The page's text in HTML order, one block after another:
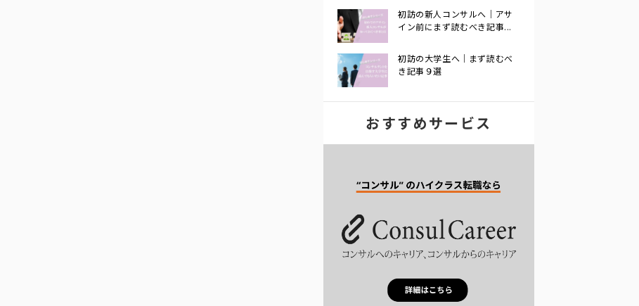
初訪の新人コンサルへ｜アサ
イン前にまず読むべき記事...
初訪の大学生へ｜まず読むべ
き記事９選
おすすめサービス